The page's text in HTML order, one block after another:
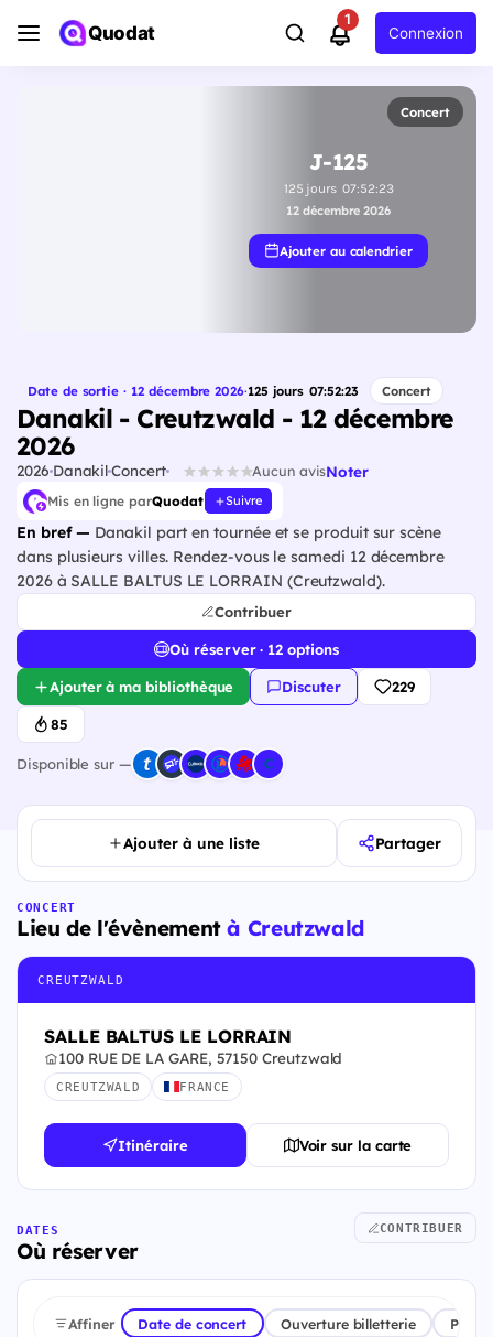
Quodat
1
Connexion
Concert
J-125
125 jours 07:52:22
12 décembre 2026
Ajouter au calendrier
Date de sortie · 12 décembre 2026·125 jours 07:52:22 Concert
Danakil - Creutzwald - 12 décembre
2026
2026 DanakilConcert Aucun avisNoter
Mis en ligne parQuodat Suivre
En bref — Danakil part en tournée et se produit sur scène
dans plusieurs villes. Rendez-vous le samedi 12 décembre
2026 à SALLE BALTUS LE LORRAIN (Creutzwald).
Contribuer
Où réserver · 12 options
Ajouter à ma bibliothèque Discuter 229
85
Disponible sur —
Ajouter à une liste Partager
CONCERT
Lieu de l'évènementà Creutzwald
CREUTZWALD
SALLE BALTUS LE LORRAIN
100 RUE DE LA GARE, 57150 Creutzwald
CREUTZWALD FRANCE
Itinéraire Voir sur la carte
DATES
Où réserver
CONTRIBUER
Affiner Date de concert Ouverture billetterie